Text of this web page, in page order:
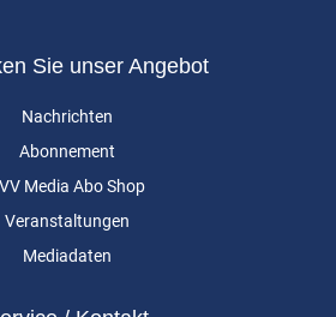
Sie unser Angebot
Nachrichten
Abonnement
Media Abo Shop
Veranstaltungen
Mediadaten